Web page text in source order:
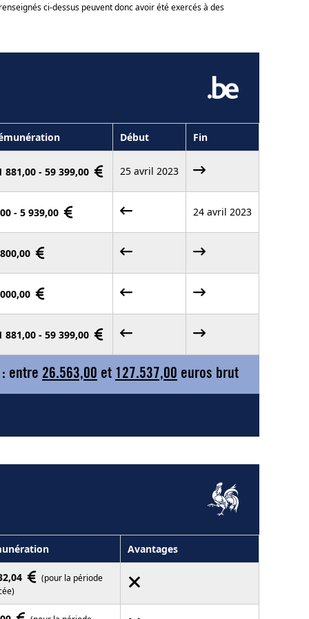
ci-dessus peuvent donc avoir été exercés à des
Début Fin
881,00 - 59 399,00 25 avril 2023
- 5 939,00 24 avril 2023
881,00 - 59 399,00
entre 26.563,00 et 127.537,00 euros brut
Avantages
(pour la période